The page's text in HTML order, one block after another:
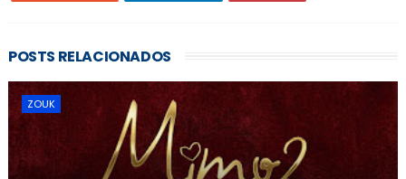
POSTS RELACIONADOS
ZOUK